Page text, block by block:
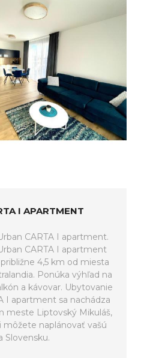
I APARTMENT
CARTA I apartment.
CARTA I apartment
4,5 km od miesta
Ponúka výhľad na
a kávovar. Ubytovanie
I apartment sa nachádza
meste Liptovský Mikuláš,
môžete naplánovať vašú
Slovensku.